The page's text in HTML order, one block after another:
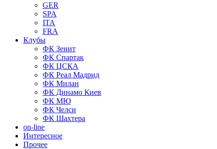
GER
SPA
ITA
FRA
Клубы
ФК Зенит
ФК Спартак
ФК ЦСКА
ФК Реал Мадрид
ФК Милан
ФК Динамо Киев
ФК МЮ
ФК Челси
ФК Шахтера
on-line
Интересное
Прочее